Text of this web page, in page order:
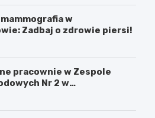
w
Zadbaj o zdrowie piersi!
pracownie w Zespole
Nr 2 w